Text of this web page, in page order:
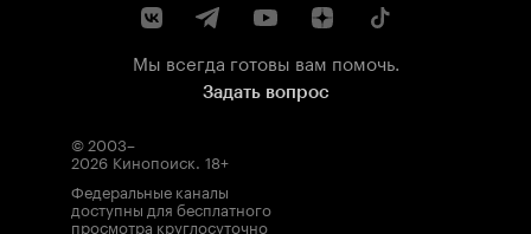
Мы всегда готовы вам помочь.
Задать вопрос
© 2003–
2026 Кинопоиск. 18+
Федеральные каналы
доступны для бесплатного
просмотра круглосуточно